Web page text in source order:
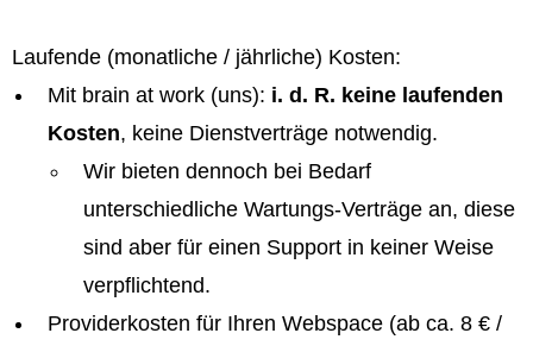
Laufende (monatliche / jährliche) Kosten:
Mit brain at work (uns): i. d. R. keine laufenden
Kosten, keine Dienstverträge notwendig.
Wir bieten dennoch bei Bedarf
unterschiedliche Wartungs-Verträge an, diese
sind aber für einen Support in keiner Weise
verpflichtend.
Providerkosten für Ihren Webspace (ab ca. 8 € /